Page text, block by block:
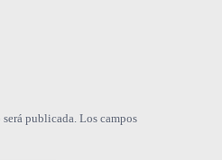
publicada. Los campos